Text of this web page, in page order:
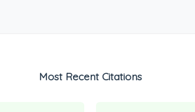
Most Recent Citations